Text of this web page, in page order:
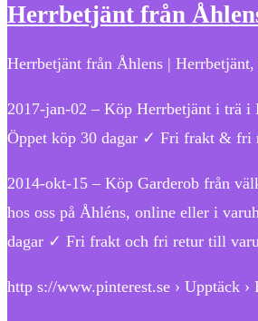
Herrbetjänt från
Herrbetjänt från Åhlens |
2017-jan-02 – Köp Herrbetjänt i trä i
Öppet köp 30 dagar ✓ Fri frakt & fri
2014-okt-15 – Köp Garderob från
hos oss på Åhléns, online eller i
dagar ✓ Fri frakt och fri retur till
http s://www.pinterest.se › Upptäck ›